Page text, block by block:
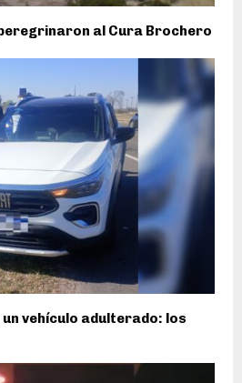
al Cura Brochero
vehículo adulterado: los